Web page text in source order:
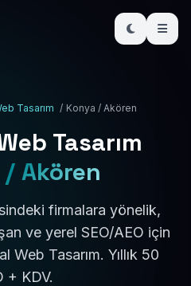
Tasarım / Konya / Akören
Tasarım
Akören
firmalara yönelik,
ve yerel SEO/AEO için
Web Tasarım. Yıllık 50
+ KDV.